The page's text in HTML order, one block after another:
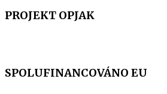
PROJEKT OPJAK
SPOLUFINANCOVÁNO EU